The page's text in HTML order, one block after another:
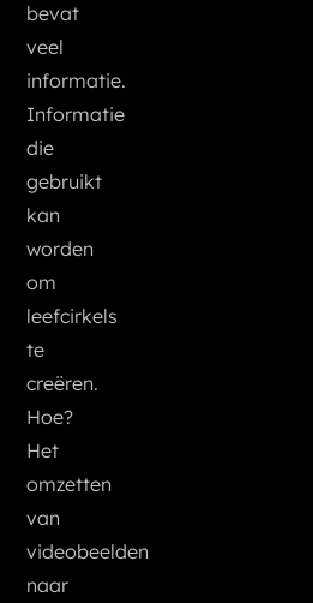
bevat
veel
informatie.
Informatie
die
gebruikt
kan
worden
om
leefcirkels
te
creëren.
Hoe?
Het
omzetten
van
videobeelden
naar